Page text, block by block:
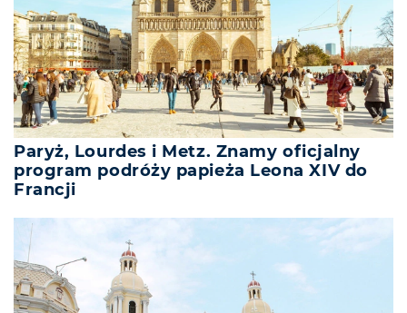
Paryż, Lourdes i Metz. Znamy oficjalny
program podróży papieża Leona XIV do
Francji